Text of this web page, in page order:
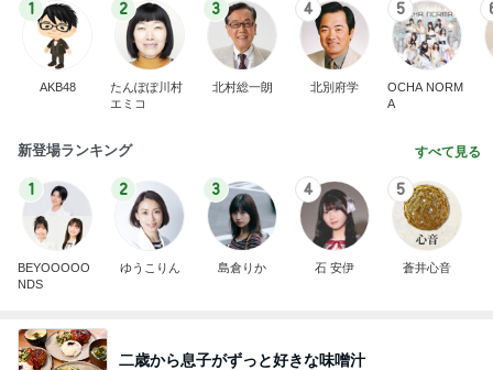
1
AKB48
2
たんぽぽ川村
エミコ
3
北村総一朗
4
北別府学
5
OCHA NORM
A
新登場ランキング すべて見る
1
BEYOOOOO
NDS
2
ゆうこりん
3
島倉りか
4
石 安伊
5
蒼井心音
二歳から息子がずっと好きな味噌汁